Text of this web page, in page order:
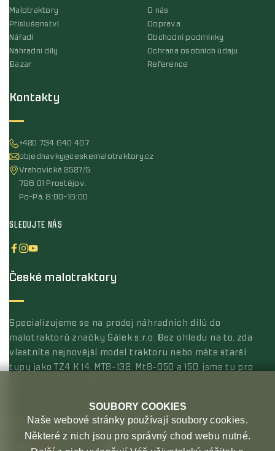
Kontakty
+420 734 640 407
objednavky@ceskemalotraktory.cz
Vrahovická 2527/5,
796 01 Prostějov,
Po-Pá, 8:00-16:00
SLEDUJTE NÁS
Malotraktory
Příslušenství
Nářadí
Náhradní díly
Bazar
O nás
Doprava
Obchodní podmínky
Ochrana osobních údaju
Reference
České malotraktory
Specializujeme se na prodej náhradních dílů do
malotraktorů značky Šálek s.r.o. Bez ohledu na to, zda
vlastníte nejnovější model traktoru nebo máte starší
typy jako TZ4 K 14, MT8-132, Mt8-050 a 150, jsme tu pro
MOŽNOSTI PLATBYMOŽNOSTI DOPRAVY
SOUBORY COOKIES
Naše webové stránky používají soubory cookies.
Některé z nich jsou pro správný chod webu nutné.